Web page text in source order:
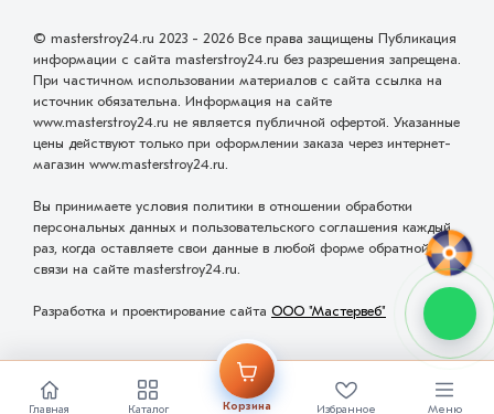
Главная Каталог Корзина Избранное Меню
© masterstroy24.ru 2023 - 2026 Все права защищены Публикация
информации с сайта masterstroy24.ru без разрешения запрещена.
При частичном использовании материалов с сайта ссылка на
источник обязательна. Информация на сайте
www.masterstroy24.ru не является публичной офертой. Указанные
цены действуют только при оформлении заказа через интернет-
магазин www.masterstroy24.ru.
Вы принимаете условия политики в отношении обработки
персональных данных и пользовательского соглашения каждый
раз, когда оставляете свои данные в любой форме обратной
связи на сайте masterstroy24.ru.
Разработка и проектирование сайта ООО "Мастервеб"